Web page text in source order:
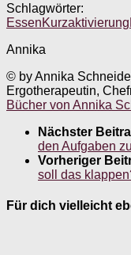
Schlagwörter:
EssenKurzaktivierung
Annika
© by Annika
Ergotherapeutin,
Bücher von Annika
Nächster
den Aufgaben
Vorheriger
soll das
Für dich vielleicht